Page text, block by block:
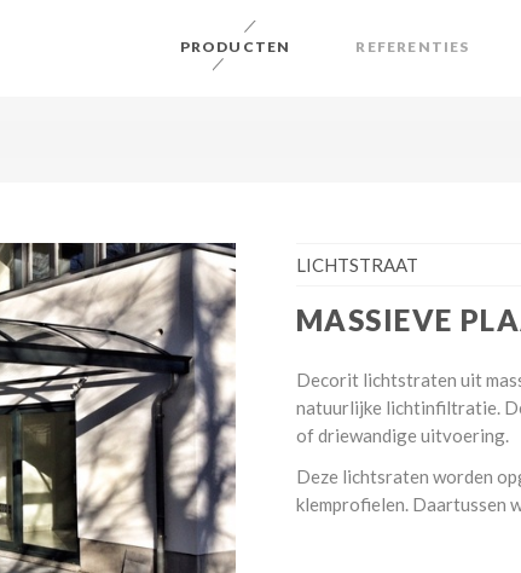
PRODUCTEN REFERENTIES
LICHTSTRAAT
MASSIEVE
Decorit lichtstraten uit
natuurlijke lichtinfiltratie.
of driewandige uitvoering.
Deze lichtsraten worden
klemprofielen. Daartussen